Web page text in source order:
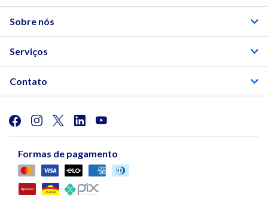
Sobre nós
Serviços
Contato
Formas de pagamento